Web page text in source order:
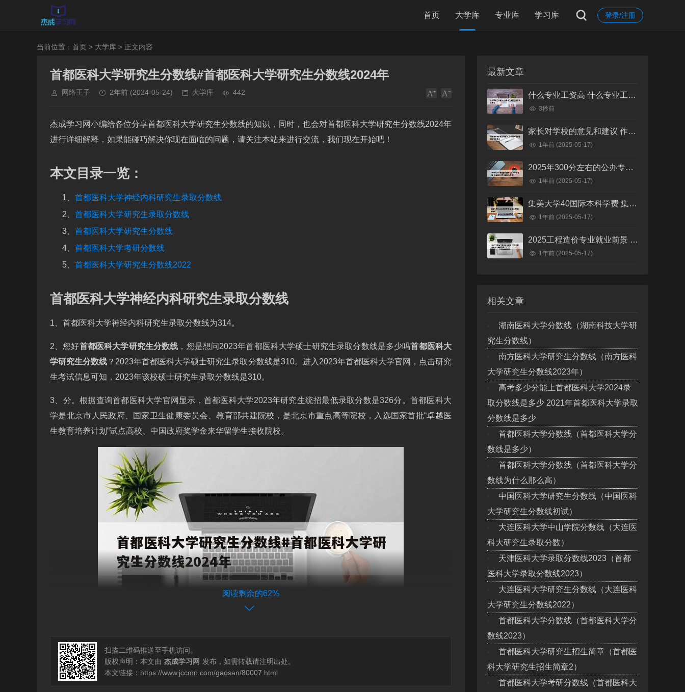
登录/注册
首页 大学库 专业库 学习库
当前位置： 首页 > 大学库 > 正文内容
首都医科大学研究生分数线#首都医科大学研究生分数线2024年
网络王子 2年前 (2024-05-24) 大学库 442
杰成学习网小编给各位分享首都医科大学研究生分数线的知识，同时，也会对首都医科大学研究生分数线2024年
进行详细解释，如果能碰巧解决你现在面临的问题，请关注本站来进行交流，我们现在开始吧！
本文目录一览：
1、 首都医科大学神经内科研究生录取分数线
2、 首都医科大学研究生录取分数线
3、 首都医科大学研究生分数线
4、 首都医科大学考研分数线
5、 首都医科大学研究生分数线2022
首都医科大学神经内科研究生录取分数线
1、首都医科大学神经内科研究生录取分数线为314。
2、您好首都医科大学研究生分数线 ，您是想问2023年首都医科大学硕士研究生录取分数线是多少吗首都医科大
学研究生分数线 ？2023年首都医科大学硕士研究生录取分数线是310。进入2023年首都医科大学官网，点击研究
生考试信息可知，2023年该校硕士研究生录取分数线是310。
3、分。根据查询首都医科大学官网显示，首都医科大学2023年研究生统招最低录取分数是326分。首都医科大
学是北京市人民政府、国家卫生健康委员会、教育部共建院校，是北京市重点高等院校，入选国家首批“卓越医
生教育培养计划”试点高校、中国政府奖学金来华留学生接收院校。
首都医科大学研究生录取分数线
阅读剩余的62%
扫描二维码推送至手机访问。
版权声明：本文由 杰成学习网 发布，如需转载请注明出处。
本文链接： https://www.jccmn.com/gaosan/80007.html
最新文章
什么专业工资高 什么专业工资高且适合物化生女
3秒前
家长对学校的意见和建议 作为家长对学校的意见和建议
1年前 (2025-05-17)
2025年300分左右的公办专科大学有哪些 全国300分左右的公办大专
1年前 (2025-05-17)
集美大学40国际本科学费 集美大学国际本科班
1年前 (2025-05-17)
2025工程造价专业就业前景 工程造价未来十年就业前景
1年前 (2025-05-17)
相关文章
湖南医科大学分数线（湖南科技大学研
究生分数线）
南方医科大学研究生分数线（南方医科
大学研究生分数线2023年）
高考多少分能上首都医科大学2024录
取分数线是多少 2021年首都医科大学录取
分数线是多少
首都医科大学分数线（首都医科大学分
数线是多少）
首都医科大学分数线（首都医科大学分
数线为什么那么高）
中国医科大学研究生分数线（中国医科
大学研究生分数线初试）
大连医科大学中山学院分数线（大连医
科大研究生录取分数）
天津医科大学录取分数线2023（首都
医科大学录取分数线2023）
大连医科大学研究生分数线（大连医科
大学研究生分数线2022）
首都医科大学分数线（首都医科大学分
数线2023）
首都医科大学研究生招生简章（首都医
科大学研究生招生简章2）
首都医科大学考研分数线（首都医科大